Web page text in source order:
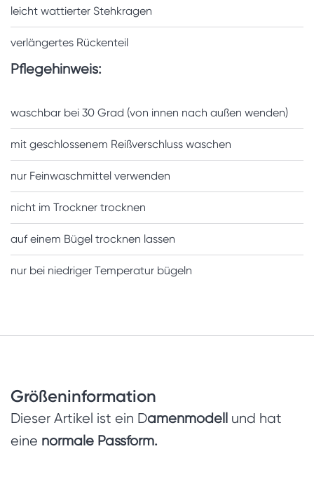
leicht wattierter Stehkragen
verlängertes Rückenteil
Pflegehinweis:
waschbar bei 30 Grad (von innen nach außen wenden)
mit geschlossenem Reißverschluss waschen
nur Feinwaschmittel verwenden
nicht im Trockner trocknen
auf einem Bügel trocknen lassen
nur bei niedriger Temperatur bügeln
Größeninformation
Dieser Artikel ist ein Damenmodell
und hat
eine normale Passform.